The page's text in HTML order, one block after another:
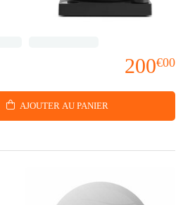
200€00
AJOUTER AU PANIER